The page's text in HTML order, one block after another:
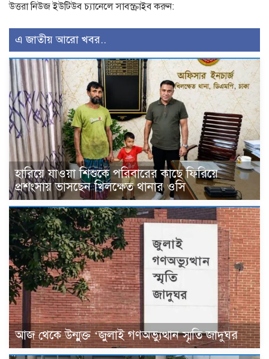
উত্তরা নিউজ ইউটিউব চ্যানেলে সাবস্ক্রাইব করুন:
এ জাতীয় আরো খবর..
হারিয়ে যাওয়া শিশুকে পরিবারের কাছে ফিরিয়ে
প্রশংসায় ভাসছেন খিলক্ষেত থানার ওসি
আজ থেকে উন্মুক্ত ‘জুলাই গণঅভ্যুত্থান স্মৃতি জাদুঘর